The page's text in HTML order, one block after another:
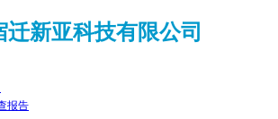
迁新亚科技有限公司
报告